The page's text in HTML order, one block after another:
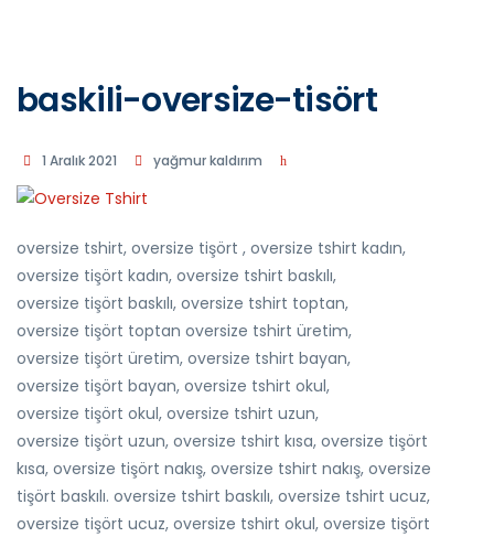
baskili-oversize-tisört
1 Aralık 2021 yağmur kaldırım
oversize tshirt, oversize tişört , oversize tshirt kadın,
oversize tişört kadın, oversize tshirt baskılı,
oversize tişört baskılı, oversize tshirt toptan,
oversize tişört toptan oversize tshirt üretim,
oversize tişört üretim, oversize tshirt bayan,
oversize tişört bayan, oversize tshirt okul,
oversize tişört okul, oversize tshirt uzun,
oversize tişört uzun, oversize tshirt kısa, oversize tişört
kısa, oversize tişört nakış, oversize tshirt nakış, oversize
tişört baskılı. oversize tshirt baskılı, oversize tshirt ucuz,
oversize tişört ucuz, oversize tshirt okul, oversize tişört